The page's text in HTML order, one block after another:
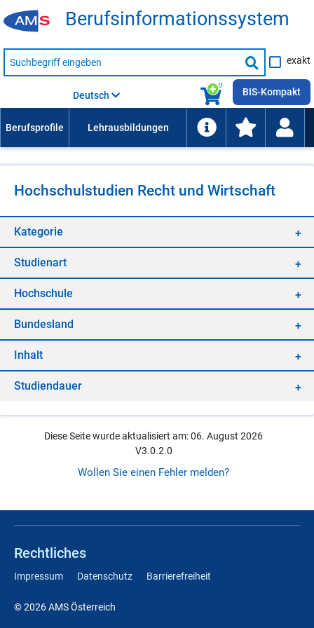
Be­rufs­in­for­ma­ti­ons­sys­tem
Suche
nach
Suche
starten
exakt
0
Deutsch BIS-Kompakt
Hoch­schul­stu­di­en Recht und Wirt­schaft
Ka­te­go­rie
Stu­di­en­art
Hoch­schu­le
Bun­des­land
In­halt
Stu­di­en­dau­er
Diese Seite wurde aktualisiert am: 06. August 2026
V3.0.2.0
Wollen Sie einen Fehler melden?
Rechtliches
Impressum Datenschutz Barrierefreiheit
© 2026 AMS Österreich